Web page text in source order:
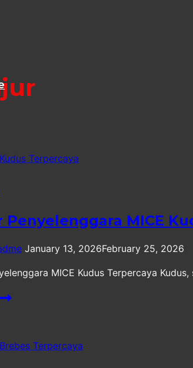
Penyelenggara MICE
January 13, 2026February 25, 2026
MICE Kudus Terpercaya